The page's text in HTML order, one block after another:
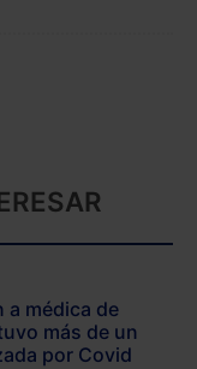
a médica de
más de un
por Covid